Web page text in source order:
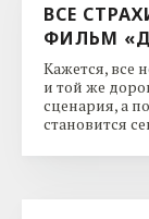
ВСЕ
ФИЛЬМ
Кажется, все
и той же
сценария, а
становится